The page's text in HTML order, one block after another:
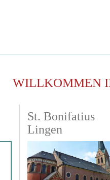
WILLKOMMEN
St. Bonifatius
Lingen